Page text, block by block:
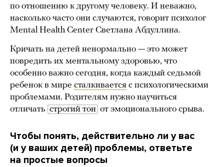
по отношению к другому человеку. И неважно,
насколько часто они случаются, говорит психолог
Mental Health Center Светлана Абдуллина.
Кричать на детей ненормально — это может
повредить их ментальному здоровью, что
особенно важно сегодня, когда каждый седьмой
ребенок в мире сталкивается с психологическими
проблемами. Родителям нужно научиться
отличать строгий тон от эмоционального срыва.
Чтобы понять, действительно ли у вас
(и у ваших детей) проблемы, ответьте
на простые вопросы